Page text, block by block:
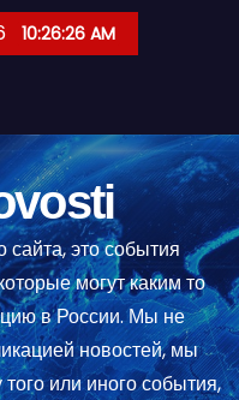
10:26:28 AM
это события
могут каким то
в России. Мы не
новостей, мы
или иного события,